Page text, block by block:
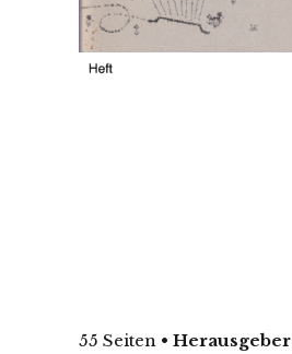
55 Seiten • Herausgeber